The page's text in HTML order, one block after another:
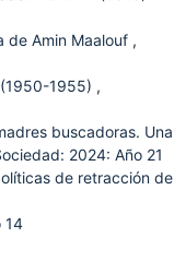
de Amin Maalouf ,
1955) ,
buscadoras. Una
2024: Año 21
de retracción de
14